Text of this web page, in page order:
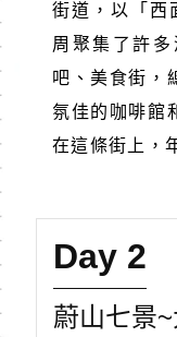
街道，以「西
周聚集了許
吧、美食街，
氛佳的咖啡館
在這條街上，
Day 2
蔚山七景